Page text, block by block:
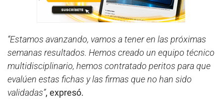
“Estamos avanzando, vamos a tener en las próximas
semanas resultados. Hemos creado un equipo técnico
multidisciplinario, hemos contratado peritos para que
evalúen estas fichas y las firmas que no han sido
validadas”, expresó.